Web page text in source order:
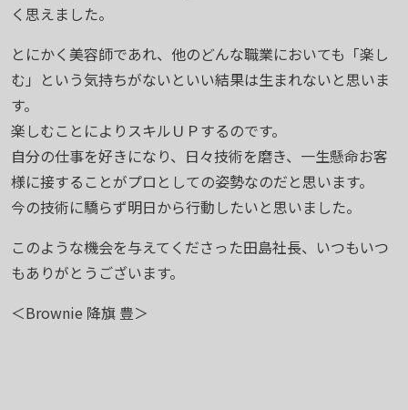
く思えました。
とにかく美容師であれ、他のどんな職業においても「楽し
む」という気持ちがないといい結果は生まれないと思いま
す。
楽しむことによりスキルＵＰするのです。
自分の仕事を好きになり、日々技術を磨き、一生懸命お客
様に接することがプロとしての姿勢なのだと思います。
今の技術に驕らず明日から行動したいと思いました。
このような機会を与えてくださった田島社長、いつもいつ
もありがとうございます。
＜Brownie 降旗 豊＞